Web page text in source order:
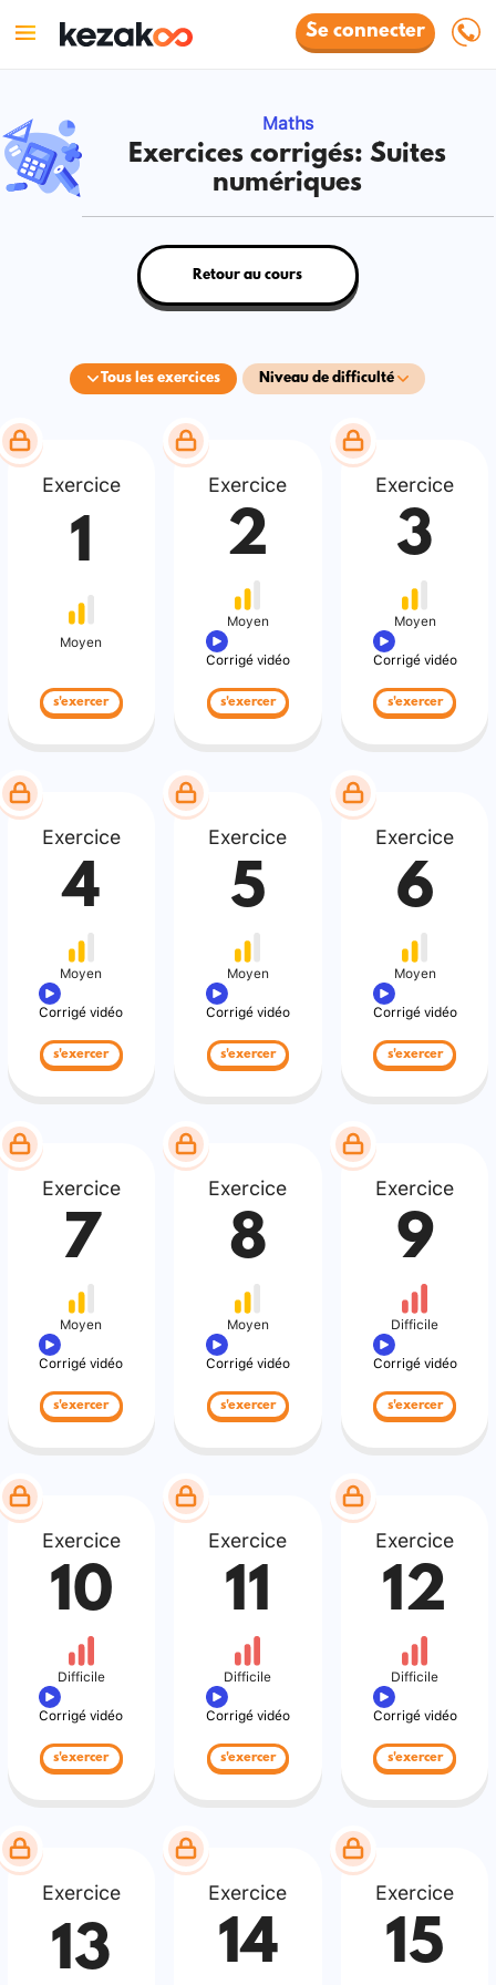
Se connecter
Maths
Exercices corrigés: Suites
numériques
Tous les exercices Niveau de difficulté
Retour au cours
Exercice
1
Moyen
s'exercer
Exercice
2
Moyen
Corrigé vidéo
s'exercer
Exercice
3
Moyen
Corrigé vidéo
s'exercer
Exercice
4
Moyen
Corrigé vidéo
s'exercer
Exercice
5
Moyen
Corrigé vidéo
s'exercer
Exercice
6
Moyen
Corrigé vidéo
s'exercer
Exercice
7
Moyen
Corrigé vidéo
s'exercer
Exercice
8
Moyen
Corrigé vidéo
s'exercer
Exercice
9
Difficile
Corrigé vidéo
s'exercer
Exercice
10
Difficile
Corrigé vidéo
s'exercer
Exercice
11
Difficile
Corrigé vidéo
s'exercer
Exercice
12
Difficile
Corrigé vidéo
s'exercer
Exercice
13
Exercice
14
Exercice
15